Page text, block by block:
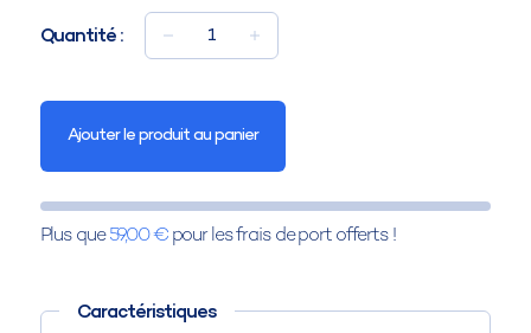
Quantité : 1
Ajouter le produit au panier
Plus que59,00 €pour les frais de port offerts !
Caractéristiques